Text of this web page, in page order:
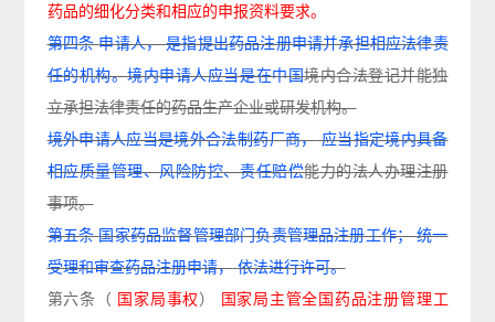
药品的细化分类和相应的申报资料要求。
第四条 申请人， 是指提出药品注册申请并承担相应法律责
任的机构。境内申请人应当是在中国境内合法登记并能独
立承担法律责任的药品生产企业或研发机构。
境外申请人应当是境外合法制药厂商， 应当指定境内具备
相应质量管理、风险防控、责任赔偿能力的法人办理注册
事项。
第五条 国家药品监督管理部门负责管理品注册工作； 统一
受理和审查药品注册申请， 依法进行许可。
第六条 （ 国家局事权 ）
国家局主管全国药品注册管理工